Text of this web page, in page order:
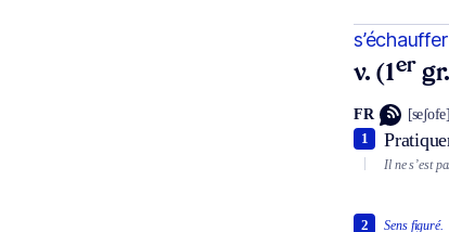
s’échauffer
v. (1er
FR [seʃofe]
1
Il ne s’est
Sens figuré.
2